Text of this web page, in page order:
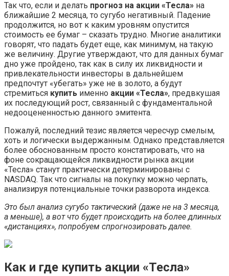
Так что, если и делать прогноз на акции «Тесла» на
ближайшие 2 месяца, то сугубо негативный. Падение
продолжится, но вот к каким уровням опустится
стоимость ее бумаг – сказать трудно. Многие аналитики
говорят, что падать будет еще, как минимум, на такую
же величину. Другие утверждают, что для данных бумаг
дно уже пройдено, так как в силу их ликвидности и
привлекательности инвесторы в дальнейшем
предпочтут «убегать» уже не в золото, а будут
стремиться купить именно акции «Тесла», предвкушая
их последующий рост, связанный с фундаментальной
недооцененностью данного эмитента.
Пожалуй, последний тезис является чересчур смелым,
хоть и логически выдержанным. Однако представляется
более обоснованным просто констатировать, что на
фоне сокращающейся ликвидности рынка акции
«Тесла» станут практически детерминированы с
NASDAQ. Так что сигналы на покупку можно черпать,
анализируя потенциальные точки разворота индекса.
Это был анализ сугубо тактический (даже не на 3 месяца,
а меньше), а вот что будет происходить на более длинных
«дистанциях», попробуем спрогнозировать далее.
Как и где купить акции «Тесла»